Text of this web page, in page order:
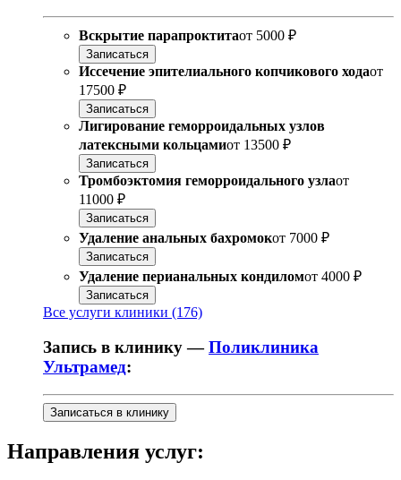
Вскрытие парапроктитаот 5000 ₽
Записаться
Иссечение эпителиального копчикового ходаот
17500 ₽
Записаться
Лигирование геморроидальных узлов
латексными кольцамиот 13500 ₽
Записаться
Тромбоэктомия геморроидального узлаот
11000 ₽
Записаться
Удаление анальных бахромокот 7000 ₽
Записаться
Удаление перианальных кондиломот 4000 ₽
Записаться
Все услуги клиники (176)
Запись в клинику —Поликлиника
Ультрамед:
Записаться в клинику
Направления услуг: